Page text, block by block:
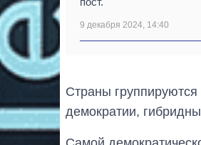
9 декабря 2024, 14:40
Страны
демократии,